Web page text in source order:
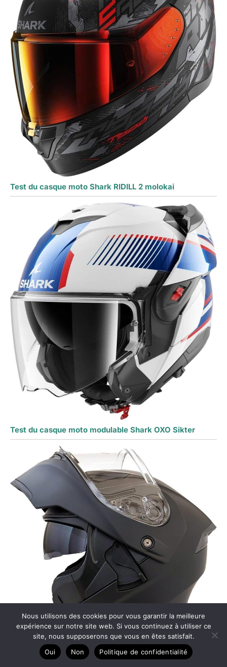
Test du casque moto Shark RIDILL 2 molokai
Test du casque moto modulable Shark OXO Sikter
Test : casque moto modulable antibuée XXL
Nous utilisons des cookies pour vous garantir la meilleure
expérience sur notre site web. Si vous continuez à utiliser ce
site, nous supposerons que vous en êtes satisfait.
Oui
Non Politique de confidentialité